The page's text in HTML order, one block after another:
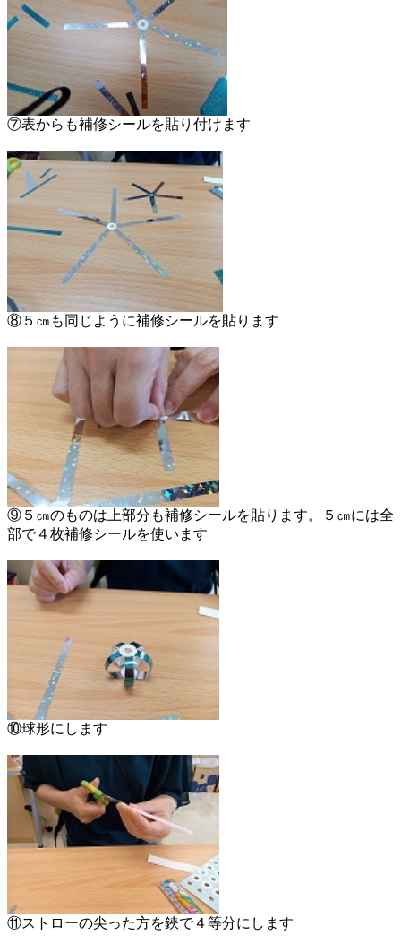
⑦表からも補修シールを貼り付けます
⑧５㎝も同じように補修シールを貼ります
⑨５㎝のものは上部分も補修シールを貼ります。５㎝には全
部で４枚補修シールを使います
⑩球形にします
⑪ストローの尖った方を鋏で４等分にします